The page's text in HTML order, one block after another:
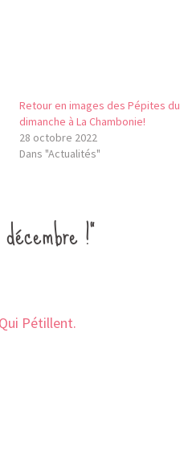
Retour en images des Pépites du
dimanche à La Chambonie!
28 octobre 2022
Dans "Actualités"
!”
Pétillent.